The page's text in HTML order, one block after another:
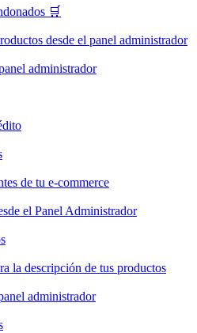
🛒
desde el panel administrador
administrador
de tu e-commerce
el Panel Administrador
la descripción de tus productos
administrador